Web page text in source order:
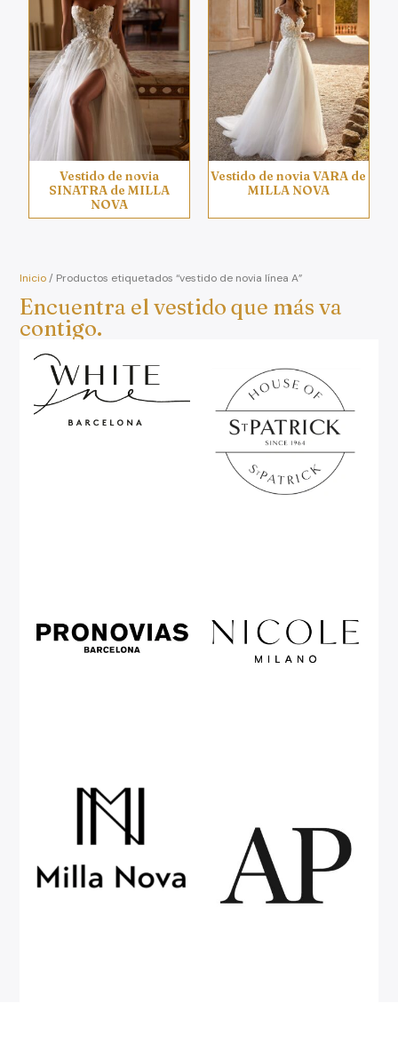
Inicio/ Productos etiquetados “vestido de novia línea A”
Encuentra el vestido que más va
contigo.
Vestido de novia
SINATRA de MILLA
NOVA
Vestido de novia VARA de
MILLA NOVA